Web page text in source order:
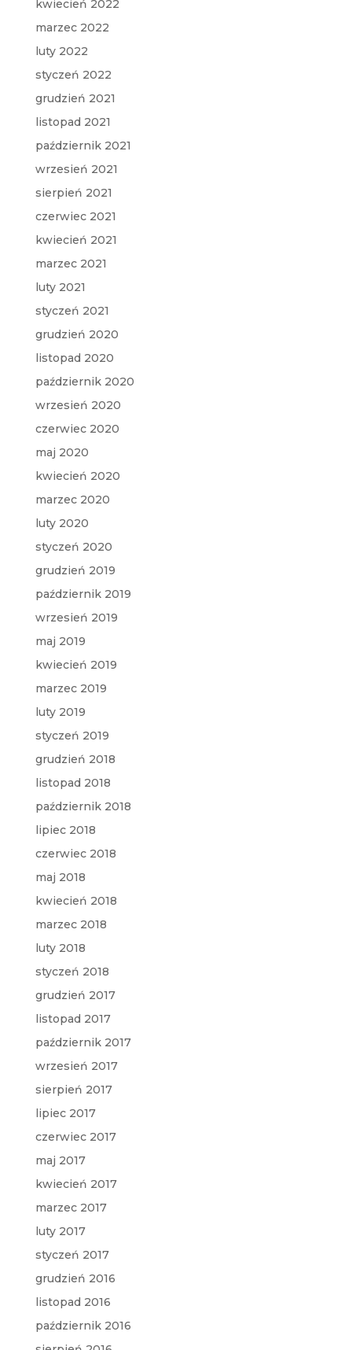
kwiecień 2022
marzec 2022
luty 2022
styczeń 2022
grudzień 2021
listopad 2021
październik 2021
wrzesień 2021
sierpień 2021
czerwiec 2021
kwiecień 2021
marzec 2021
luty 2021
styczeń 2021
grudzień 2020
listopad 2020
październik 2020
wrzesień 2020
czerwiec 2020
maj 2020
kwiecień 2020
marzec 2020
luty 2020
styczeń 2020
grudzień 2019
październik 2019
wrzesień 2019
maj 2019
kwiecień 2019
marzec 2019
luty 2019
styczeń 2019
grudzień 2018
listopad 2018
październik 2018
lipiec 2018
czerwiec 2018
maj 2018
kwiecień 2018
marzec 2018
luty 2018
styczeń 2018
grudzień 2017
listopad 2017
październik 2017
wrzesień 2017
sierpień 2017
lipiec 2017
czerwiec 2017
maj 2017
kwiecień 2017
marzec 2017
luty 2017
styczeń 2017
grudzień 2016
listopad 2016
październik 2016